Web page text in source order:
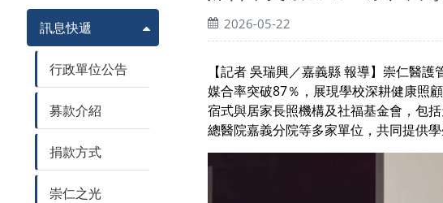
訊息快遞
行政單位公告
募款介紹
捐款方式
崇仁之光
2026-05-22
【記者 吳瑞興／嘉義縣 報導】崇仁醫
媒合率突破87％，展現學校深耕健康照
宿式與居家長照機構及社福基金會，包
總醫院嘉義分院等多家單位，共同提供